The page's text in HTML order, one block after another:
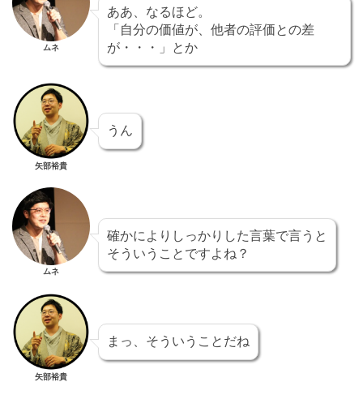
ムネ
ああ、なるほど。
「自分の価値が、他者の評価との差
が・・・」とか
矢部裕貴
うん
ムネ
確かによりしっかりした言葉で言うと
そういうことですよね？
矢部裕貴
まっ、そういうことだね